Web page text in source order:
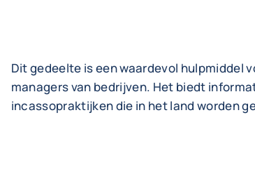
Dit gedeelte is een waardevol hulpmiddel
managers van bedrijven. Het biedt
incassopraktijken die in het land worden